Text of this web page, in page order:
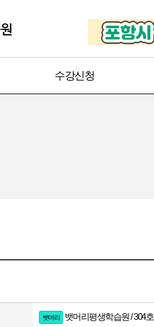
수강신청
뱃머리 뱃머리평생학습원 / 304호